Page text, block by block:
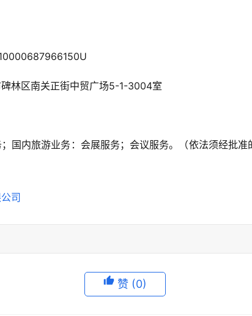
林区南关正街中贸广场5-1-3004室
国内旅游业务：会展服务；会议服务。（依法须经批
赞 (0)